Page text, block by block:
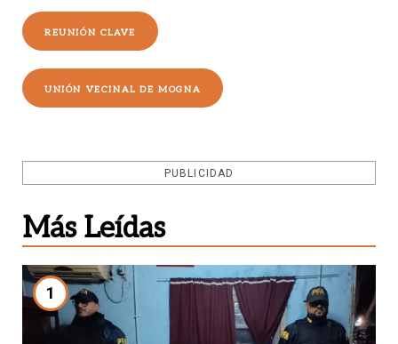
REUNIÓN CLAVE
UNIÓN VECINAL DE MOGNA
PUBLICIDAD
Más Leídas
1